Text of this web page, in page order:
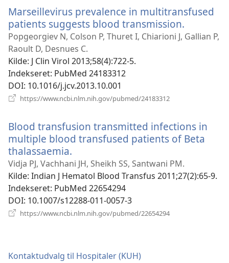
Marseillevirus prevalence in multitransfused
patients suggests blood transmission.
nyt
Popgeorgiev N, Colson P, Thuret I, Chiarioni J, Gallian P,
Raoult D, Desnues C.
Kilde‎: J Clin Virol 2013;58(4):722-5.
Indekseret‎: PubMed 24183312
DOI‎: 10.1016/j.jcv.2013.10.001
https://www.ncbi.nlm.nih.gov/pubmed/24183312
Blood transfusion transmitted infections in
multiple blood transfused patients of Beta
thalassaemia.
nyt
vindue)
Vidja PJ, Vachhani JH, Sheikh SS, Santwani PM.
Kilde‎: Indian J Hematol Blood Transfus 2011;27(2):65-9.
Indekseret‎: PubMed 22654294
DOI‎: 10.1007/s12288-011-0057-3
https://www.ncbi.nlm.nih.gov/pubmed/22654294
Kontaktudvalg til Hospitaler (KUH)